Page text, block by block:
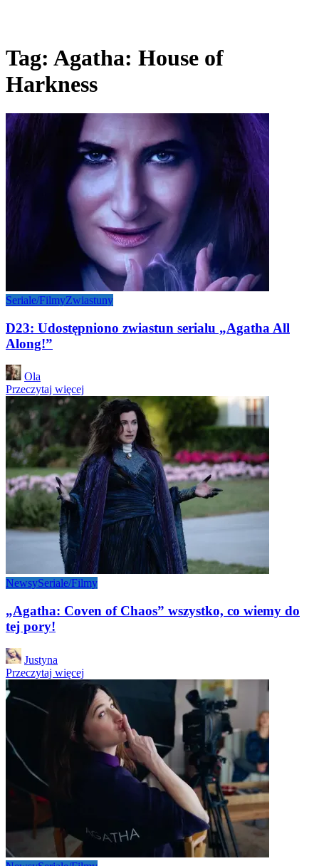
Tag: Agatha: House of
Harkness
Seriale/FilmyZwiastuny
D23: Udostępniono zwiastun serialu „Agatha All
Along!”
Posted
by
Ola
Przeczytaj więcej
NewsySeriale/Filmy
„Agatha: Coven of Chaos” wszystko, co wiemy do
tej pory!
Posted
by
Justyna
Przeczytaj więcej